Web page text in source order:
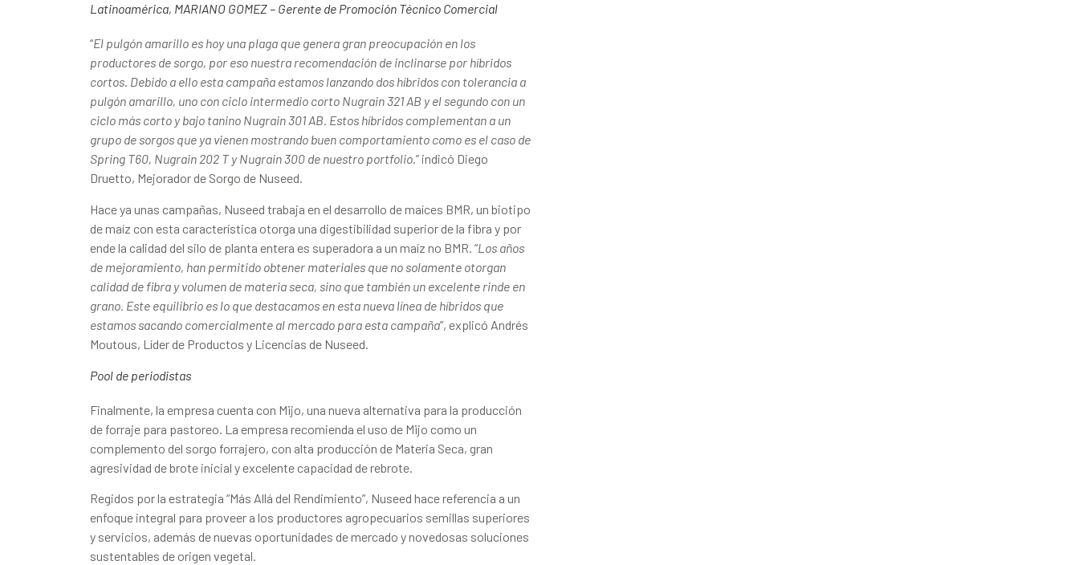
Latinoamérica, MARIANO GOMEZ – Gerente de Promoción Técnico Comercial
“El pulgón amarillo es hoy una plaga que genera gran preocupación en los
productores de sorgo, por eso nuestra recomendación de inclinarse por híbridos
cortos. Debido a ello esta campaña estamos lanzando dos híbridos con tolerancia a
pulgón amarillo, uno con ciclo intermedio corto Nugrain 321 AB y el segundo con un
ciclo más corto y bajo tanino Nugrain 301 AB. Estos híbridos complementan a un
grupo de sorgos que ya vienen mostrando buen comportamiento como es el caso de
Spring T60, Nugrain 202 T y Nugrain 300 de nuestro portfolio.” indicó Diego
Druetto, Mejorador de Sorgo de Nuseed.
Hace ya unas campañas, Nuseed trabaja en el desarrollo de maíces BMR, un biotipo
de maíz con esta característica otorga una digestibilidad superior de la fibra y por
ende la calidad del silo de planta entera es superadora a un maíz no BMR. “Los años
de mejoramiento, han permitido obtener materiales que no solamente otorgan
calidad de fibra y volumen de materia seca, sino que también un excelente rinde en
grano. Este equilibrio es lo que destacamos en esta nueva línea de híbridos que
estamos sacando comercialmente al mercado para esta campaña”, explicó Andrés
Moutous, Líder de Productos y Licencias de Nuseed.
Pool de periodistas
Finalmente, la empresa cuenta con Mijo, una nueva alternativa para la producción
de forraje para pastoreo. La empresa recomienda el uso de Mijo como un
complemento del sorgo forrajero, con alta producción de Materia Seca, gran
agresividad de brote inicial y excelente capacidad de rebrote.
Regidos por la estrategia “Más Allá del Rendimiento”, Nuseed hace referencia a un
enfoque integral para proveer a los productores agropecuarios semillas superiores
y servicios, además de nuevas oportunidades de mercado y novedosas soluciones
sustentables de origen vegetal.